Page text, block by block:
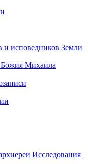
Исследования